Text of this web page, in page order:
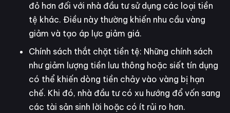
đỏ hơn đối với nhà đầu tư sử dụng các loại tiền
tệ khác. Điều này thường khiến nhu cầu vàng
giảm và tạo áp lực giảm giá.
Chính sách thắt chặt tiền tệ: Những chính sách
như giảm lượng tiền lưu thông hoặc siết tín dụng
có thể khiến dòng tiền chảy vào vàng bị hạn
chế. Khi đó, nhà đầu tư có xu hướng đổ vốn sang
các tài sản sinh lời hoặc có ít rủi ro hơn.